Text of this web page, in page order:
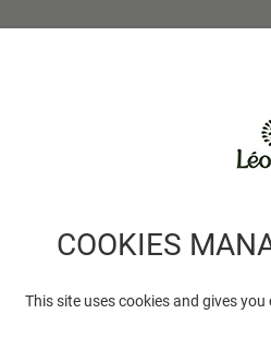
COOKIES
This site uses cookies and gives